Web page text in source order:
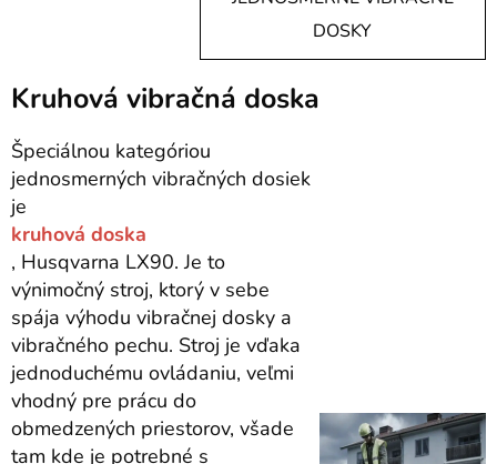
DOSKY
Kruhová vibračná doska
Špeciálnou kategóriou
jednosmerných vibračných dosiek
je
kruhová doska
, Husqvarna LX90. Je to
výnimočný stroj, ktorý v sebe
spája výhodu vibračnej dosky a
vibračného pechu. Stroj je vďaka
jednoduchému ovládaniu, veľmi
vhodný pre prácu do
obmedzených priestorov, všade
tam kde je potrebné s